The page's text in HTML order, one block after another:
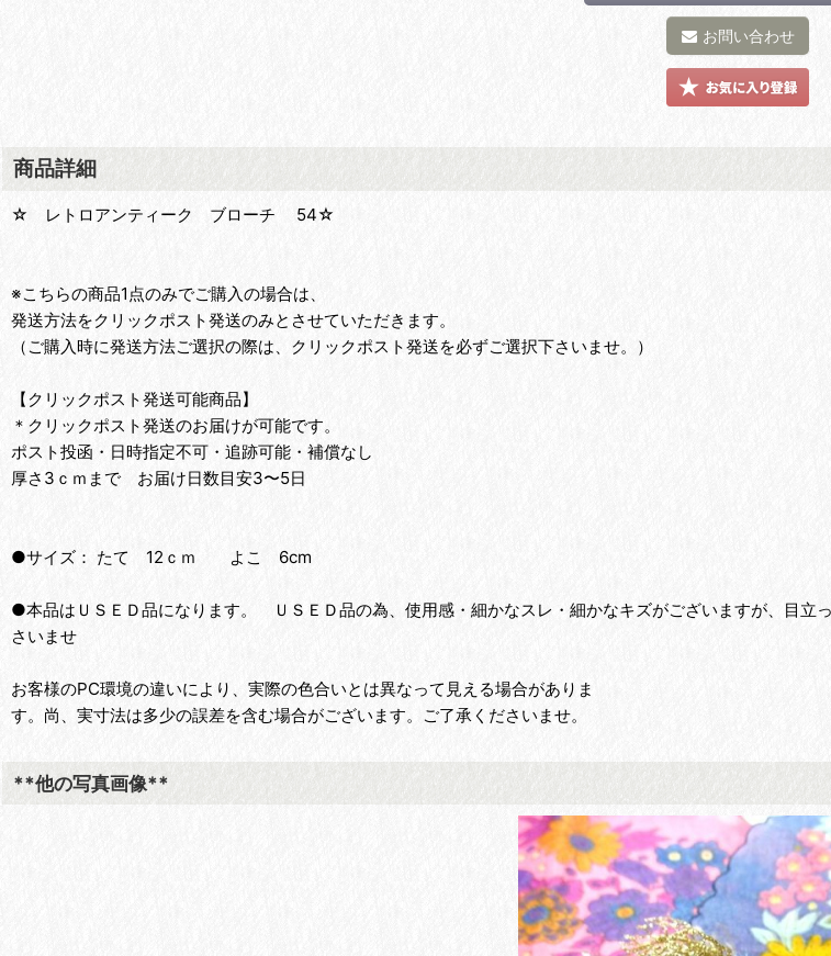
お問い合わせ
商品詳細
☆ レトロアンティーク ブローチ 54☆
※こちらの商品1点のみでご購入の場合は、
発送方法をクリックポスト発送のみとさせていただきます。
（ご購入時に発送方法ご選択の際は、クリックポスト発送を必ずご選択下さいませ。）
【クリックポスト発送可能商品】
＊クリックポスト発送のお届けが可能です。
ポスト投函・日時指定不可・追跡可能・補償なし
厚さ3ｃｍまで お届け日数目安3〜5日
●サイズ： たて 12ｃｍ よこ 6cm
●本品はＵＳＥＤ品になります。 ＵＳＥＤ品の為、使用感・細かなスレ・細かなキズがございますが、目立
さいませ
お客様のPC環境の違いにより、実際の色合いとは異なって見える場合がありま
す。尚、実寸法は多少の誤差を含む場合がございます。ご了承くださいませ。
**他の写真画像**